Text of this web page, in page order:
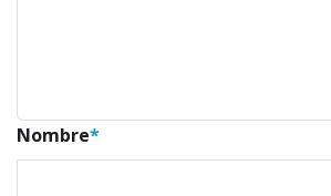
Nombre*